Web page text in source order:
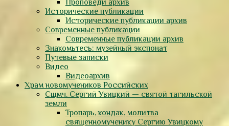
Проповеди архив
Исторические публикации
Исторические публикации архив
Современные публикации
Современные публикации архив
Знакомьтесь: музейный экспонат
Путевые записки
Видео
Видеоархив
Храм новомучеников Российских
Сщмч. Сергий Увицкий — святой тагильской
земли
Тропарь, кондак, молитва
священномученику Сергию Увицкому